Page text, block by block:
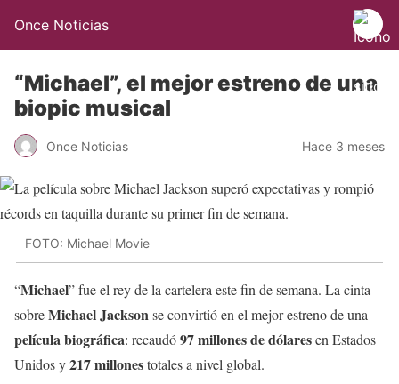
Once Noticias
“Michael”, el mejor estreno de una
biopic musical
Once Noticias Hace 3 meses
FOTO: Michael Movie
“Michael” fue el rey de la cartelera este fin de semana. La cinta
sobreMichael Jacksonse convirtió en el mejor estreno de una
película biográfica: recaudó97 millones de dólaresen Estados
Unidos y217 millonestotales a nivel global.